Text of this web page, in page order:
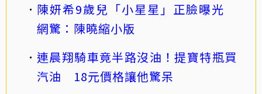
陳妍希9歲兒「小星星」正臉曝光
網驚：陳曉縮小版
連晨翔騎車竟半路沒油！提寶特瓶買
汽油 18元價格讓他驚呆